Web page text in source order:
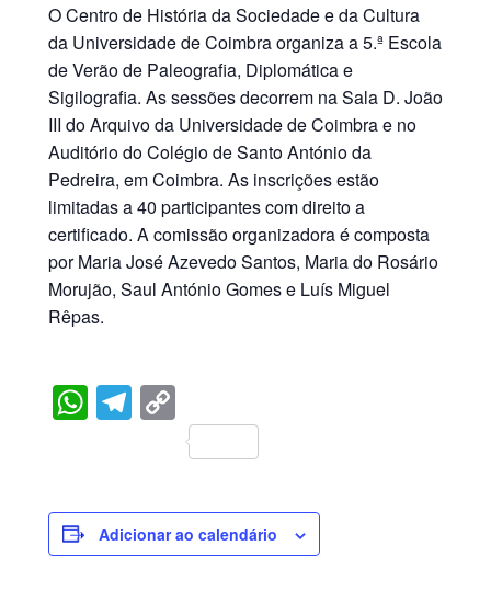
O Centro de História da Sociedade e da Cultura
da Universidade de Coimbra organiza a 5.ª Escola
de Verão de Paleografia, Diplomática e
Sigilografia. As sessões decorrem na Sala D. João
III do Arquivo da Universidade de Coimbra e no
Auditório do Colégio de Santo António da
Pedreira, em Coimbra. As inscrições estão
limitadas a 40 participantes com direito a
certificado. A comissão organizadora é composta
por Maria José Azevedo Santos, Maria do Rosário
Morujão, Saul António Gomes e Luís Miguel
Rêpas.
WhatsApp
Telegram
Link
Adicionar ao calendário